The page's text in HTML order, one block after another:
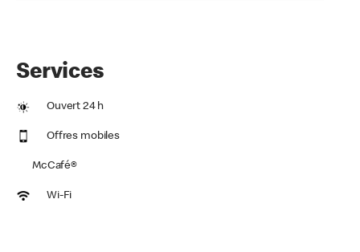
Services
Ouvert 24 h
Offres mobiles
McCafé®
Wi-Fi